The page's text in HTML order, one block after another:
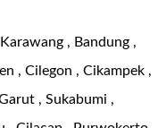
, Bandung ,
, Cilegon , Cikampek ,
, Sukabumi ,